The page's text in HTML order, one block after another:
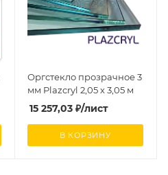
Оргстекло прозрачное 3
мм Plazcryl 2,05 х 3,05 м
15 257,03₽/лист
В КОРЗИНУ